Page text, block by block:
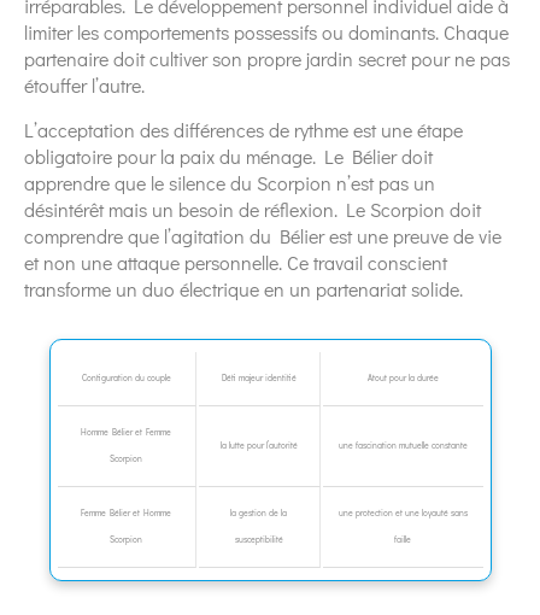
limiter les comportements possessifs ou dominants. Chaque
partenaire doit cultiver son propre jardin secret pour ne pas
étouffer l’autre.
L’acceptation des différences de rythme est une étape
obligatoire pour la paix du ménage. Le Bélier doit
apprendre que le silence du Scorpion n’est pas un
désintérêt mais un besoin de réflexion. Le Scorpion doit
comprendre que l’agitation du Bélier est une preuve de vie
et non une attaque personnelle. Ce travail conscient
transforme un duo électrique en un partenariat solide.
Configuration du couple Défi majeur identifié Atout pour la durée
Homme Bélier et Femme
Scorpion
la lutte pour l’autorité une fascination mutuelle constante
Femme Bélier et Homme
Scorpion
la gestion de la
susceptibilité
une protection et une loyauté sans
faille